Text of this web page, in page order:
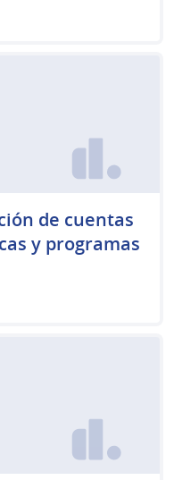
de cuentas
y programas